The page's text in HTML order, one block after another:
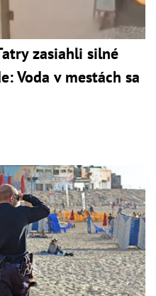
zasiahli silné
Voda v mestách sa